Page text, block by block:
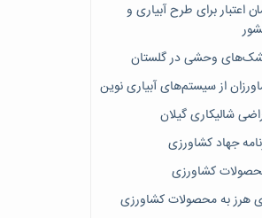
تومان اعتبار برای طرح آبیاری و
وحشی در گلستان
از سیستم‌های آبیاری نوین
جهاد کشاورزی
کشاورزی